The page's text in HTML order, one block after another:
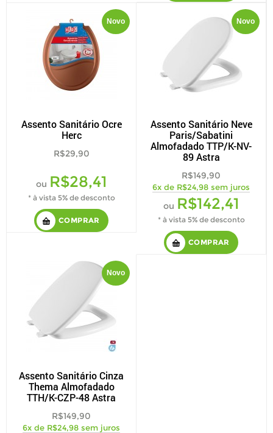
Novo
Assento Sanitário Ocre
Herc
R$29,90
ou R$28,41
* à vista 5% de desconto
COMPRAR
Novo
Assento Sanitário Neve
Paris/Sabatini
Almofadado TTP/K-NV-
89 Astra
R$149,90
6x de R$24,98 sem juros
ou R$142,41
* à vista 5% de desconto
COMPRAR
Novo
Assento Sanitário Cinza
Thema Almofadado
TTH/K-CZP-48 Astra
R$149,90
6x de R$24,98 sem juros